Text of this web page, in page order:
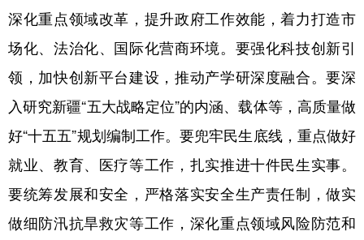
Deutsch Português
深化重点领域改革，提升政府工作效能，着力打造市
场化、法治化、国际化营商环境。要强化科技创新引
领，加快创新平台建设，推动产学研深度融合。要深
入研究新疆“五大战略定位”的内涵、载体等，高质量做
好“十五五”规划编制工作。要兜牢民生底线，重点做好
就业、教育、医疗等工作，扎实推进十件民生实事。
要统筹发展和安全，严格落实安全生产责任制，做实
做细防汛抗旱救灾等工作，深化重点领域风险防范和